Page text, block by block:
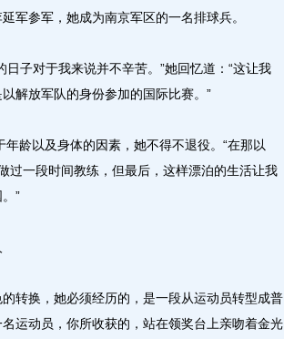
军参军，她成为南京军区的一名排球兵。
子对于我来说并不辛苦。”她回忆道：“这让我
解放军队的身份参加的国际比赛。”
以及身体的因素，她不得不退役。“在那以
过一段时间教练，但最后，这样漂泊的生活让我
”
换，她必须经历的，是一段从运动员转型成普
运动员，你所收获的，站在领奖台上亲吻着金光